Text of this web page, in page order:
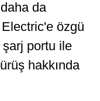
da
özgü
portu ile
hakkında